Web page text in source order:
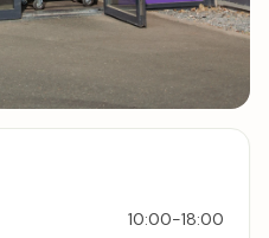
10:00-18:00